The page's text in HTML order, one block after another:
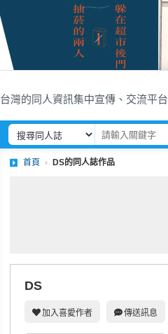
台灣的同人資訊集中宣傳、交流平台
首頁 DS的同人誌作品
DS
加入喜愛作者 傳送訊息